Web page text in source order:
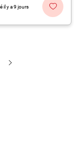
il y a 9 jours